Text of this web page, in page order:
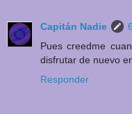
Capitán Nadie
Pues creedme
disfrutar de nuevo
Responder